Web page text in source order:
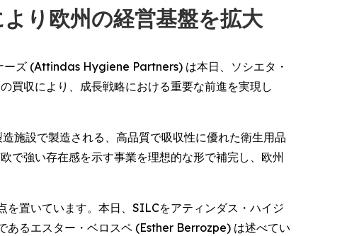
り欧州の経営基盤を拡大
ズ (Attindas Hygiene Partners) は本日、ソシエタ・
収により、成長戦略における重要な前進を実現し
施設で製造される、高品質で吸収性に優れた衛生用品
で強い存在感を示す事業を理想的な形で補完し、欧州
を置いています。本日、SILCをアティンダス・ハイジ
あるエスター・ベロスペ (Esther Berrozpe) は述べてい